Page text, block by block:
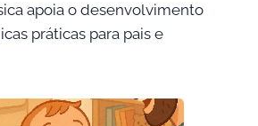
apoia o desenvolvimento
práticas para pais e